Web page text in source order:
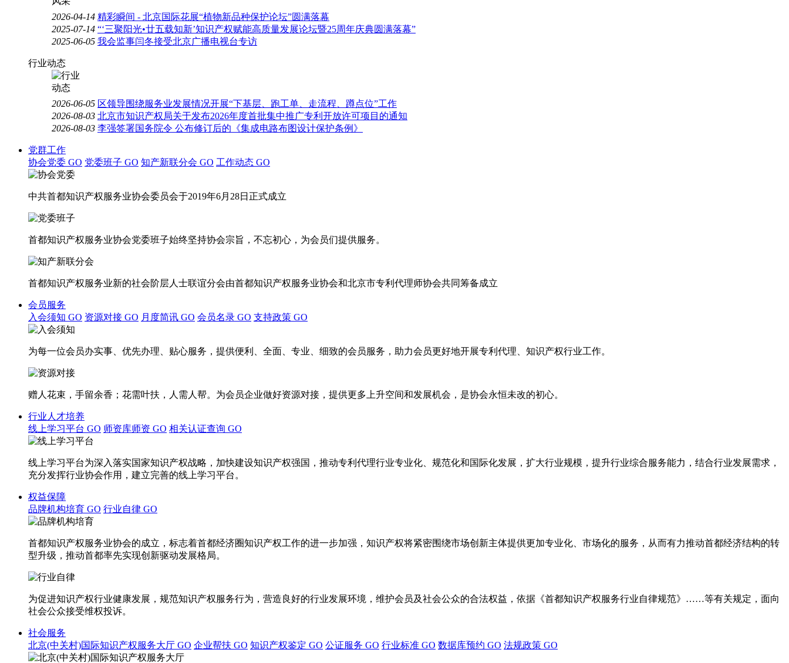
2026-04-14 精彩瞬间 - 北京国际花展“植物新品种保护论坛”圆满落幕
2025-07-14 “‘三聚阳光•廿五载知新’知识产权赋能高质量发展论坛暨25周年庆典圆满落幕”
2025-06-05 我会监事闫冬接受北京广播电视台专访
行业动态
2026-06-05 区领导围绕服务业发展情况开展“下基层、跑工单、走流程、蹲点位”工作
2026-08-03 北京市知识产权局关于发布2026年度首批集中推广专利开放许可项目的通知
2026-08-03 李强签署国务院令 公布修订后的《集成电路布图设计保护条例》
党群工作
协会党委 GO 党委班子 GO 知产新联分会 GO 工作动态 GO
中共首都知识产权服务业协会委员会于2019年6月28日正式成立
首都知识产权服务业协会党委班子始终坚持协会宗旨，不忘初心，为会员们提供服务。
首都知识产权服务业新的社会阶层人士联谊分会由首都知识产权服务业协会和北京市专利代理师协会共同筹备成立
会员服务
入会须知 GO 资源对接 GO 月度简讯 GO 会员名录 GO 支持政策 GO
为每一位会员办实事、优先办理、贴心服务，提供便利、全面、专业、细致的会员服务，助力会员更好地开展专利代理、知识产权行业工作。
赠人花束，手留余香；花需叶扶，人需人帮。为会员企业做好资源对接，提供更多上升空间和发展机会，是协会永恒未改的初心。
行业人才培养
线上学习平台 GO 师资库师资 GO 相关认证查询 GO
线上学习平台为深入落实国家知识产权战略，加快建设知识产权强国，推动专利代理行业专业化、规范化和国际化发展，扩大行业规模，提升行业综合服务能力，结合行业发展需求，
充分发挥行业协会作用，建立完善的线上学习平台。
权益保障
品牌机构培育 GO 行业自律 GO
首都知识产权服务业协会的成立，标志着首都经济圈知识产权工作的进一步加强，知识产权将紧密围绕市场创新主体提供更加专业化、市场化的服务，从而有力推动首都经济结构的转
型升级，推动首都率先实现创新驱动发展格局。
为促进知识产权行业健康发展，规范知识产权服务行为，营造良好的行业发展环境，维护会员及社会公众的合法权益，依据《首都知识产权服务行业自律规范》……等有关规定，面向
社会公众接受维权投诉。
社会服务
北京(中关村)国际知识产权服务大厅 GO 企业帮扶 GO 知识产权鉴定 GO 公证服务 GO 行业标准 GO 数据库预约 GO 法规政策 GO